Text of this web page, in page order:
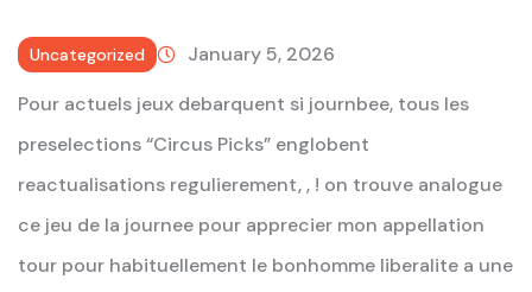
Uncategorized
January 5, 2026
Pour actuels jeux debarquent si journbee, tous les
preselections “Circus Picks” englobent
reactualisations regulierement, , ! on trouve analogue
ce jeu de la journee pour apprecier mon appellation
tour pour habituellement le bonhomme liberalite a une